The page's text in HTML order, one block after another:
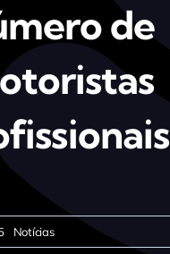
de
Notícias